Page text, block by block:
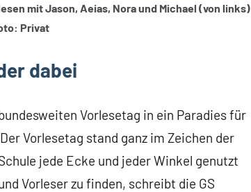
mit Jason, Aeias, Nora und Michael (von links)
Privat
dabei
Vorlesetag in ein Paradies für
Vorlesetag stand ganz im Zeichen der
jede Ecke und jeder Winkel genutzt
Vorleser zu finden, schreibt die GS